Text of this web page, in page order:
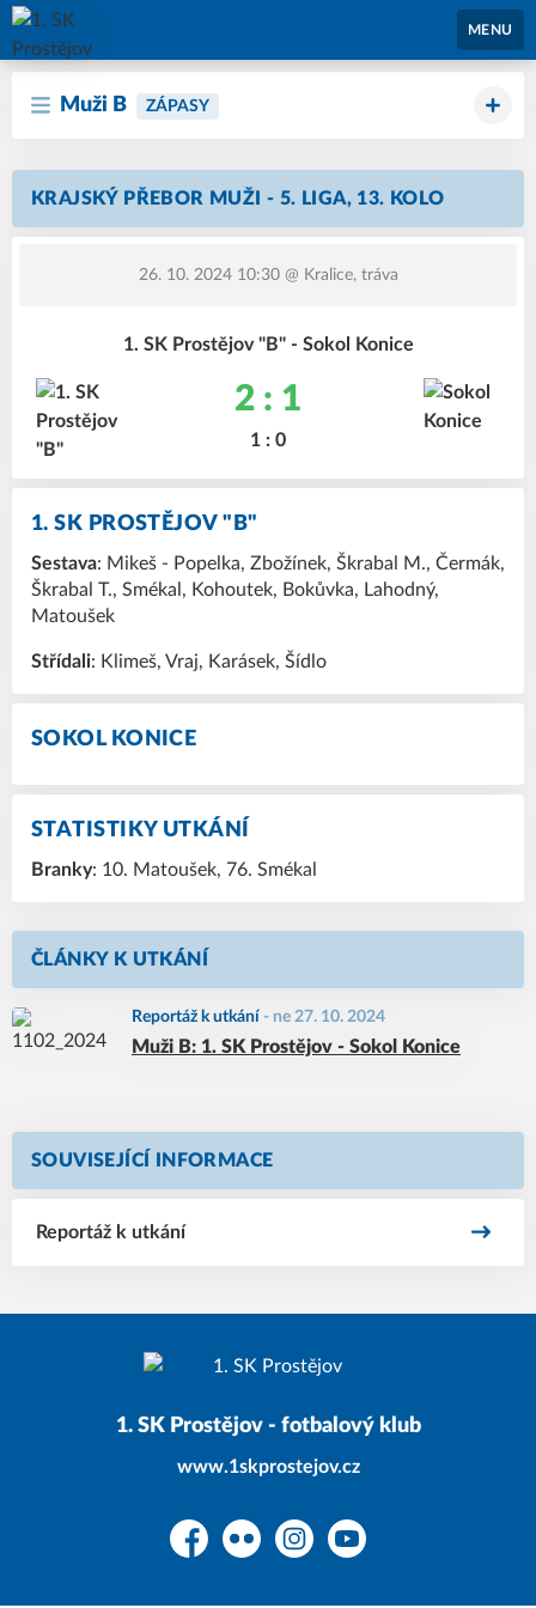
1. SK Prostějov
MENU
Muži B ZÁPASY
KRAJSKÝ PŘEBOR MUŽI - 5. LIGA, 13. KOLO
26. 10. 2024 10:30@ Kralice, tráva
1. SK Prostějov "B" - Sokol Konice
2 : 1
1 : 0
1. SK PROSTĚJOV "B"
Sestava: Mikeš - Popelka, Zbožínek, Škrabal M., Čermák,
Škrabal T., Smékal, Kohoutek, Bokůvka, Lahodný,
Matoušek
Střídali: Klimeš, Vraj, Karásek, Šídlo
SOKOL KONICE
STATISTIKY UTKÁNÍ
Branky: 10. Matoušek, 76. Smékal
ČLÁNKY K UTKÁNÍ
Reportáž k utkání - ne 27. 10. 2024
Muži B: 1. SK Prostějov - Sokol Konice
SOUVISEJÍCÍ INFORMACE
Reportáž k utkání
1. SK Prostějov - fotbalový klub
www.1skprostejov.cz
FacebookFlickr InstagramYouTube